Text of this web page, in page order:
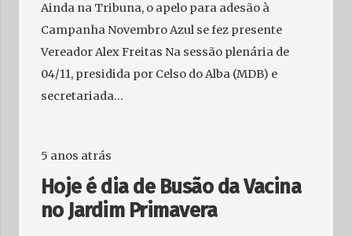
Ainda na Tribuna, o apelo para adesão à
Campanha Novembro Azul se fez presente
Vereador Alex Freitas Na sessão plenária de
04/11, presidida por Celso do Alba (MDB) e
secretariada…
5 anos atrás
Hoje é dia de Busão da Vacina
no Jardim Primavera